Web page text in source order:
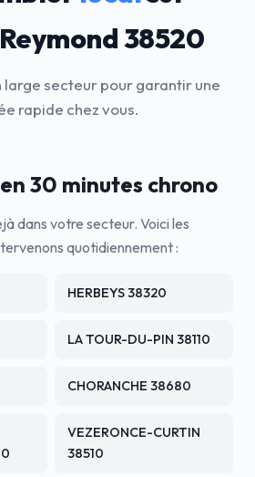
38520
large secteur pour garantir une
rapide chez vous.
30 minutes chrono
dans votre secteur. Voici les
quotidiennement :
HERBEYS 38320
LA TOUR-DU-PIN 38110
CHORANCHE 38680
VEZERONCE-CURTIN
38510